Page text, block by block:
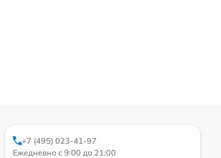
+7 (495) 023-41-97
Ежедневно с 9:00 до 21:00